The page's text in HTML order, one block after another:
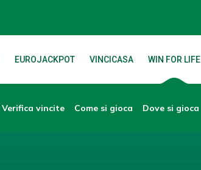
EUROJACKPOT VINCICASA WIN FOR LIFE
Verifica vincite Come si gioca Dove si gioca